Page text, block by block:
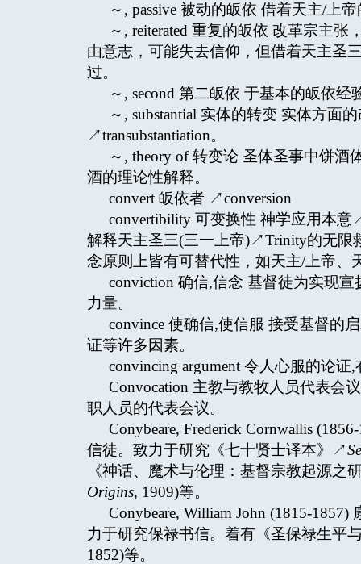
～, passive 被动的皈依 借着天主/上
～, reiterated 重复的皈依 改革宗主
由意志，可能失去信仰，但借着天主圣
过。
～, second 第二皈依 于基本的皈依
～, substantial 实体的转变 实体方面
↗transubstantiation。
～, theory of 转变论 圣体圣事中饼酒
酒的理论性解释。
convert 皈依者 ↗conversion
convertibility 可变换性 神学应用本
解释天主圣三(三一上帝)↗Trinity的无限
念原则上皆有可替代性，如天主/上帝、
conviction 确信,信念 基督徒为实现
力量。
convince 使确信,使信服 接受基督的
证等许多因素。
convincing argument 令人心服的论
Convocation 主教与教牧人员代表会
职人员的代表会议。
Conybeare, Frederick Cornwallis
信徒。致力于研究《七十贤士译本》↗
《神话、魔术与伦理：基督宗教起源之
Origins, 1909)等。
Conybeare, William John (1815-
力于研究保禄书信。着有《圣保禄生平
1852)等。